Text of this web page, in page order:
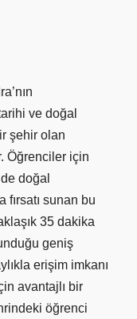
ve doğal
şehir olan
Öğrenciler için
doğal
fırsatı sunan bu
35 dakika
geniş
erişim imkanı
avantajlı bir
öğrenci